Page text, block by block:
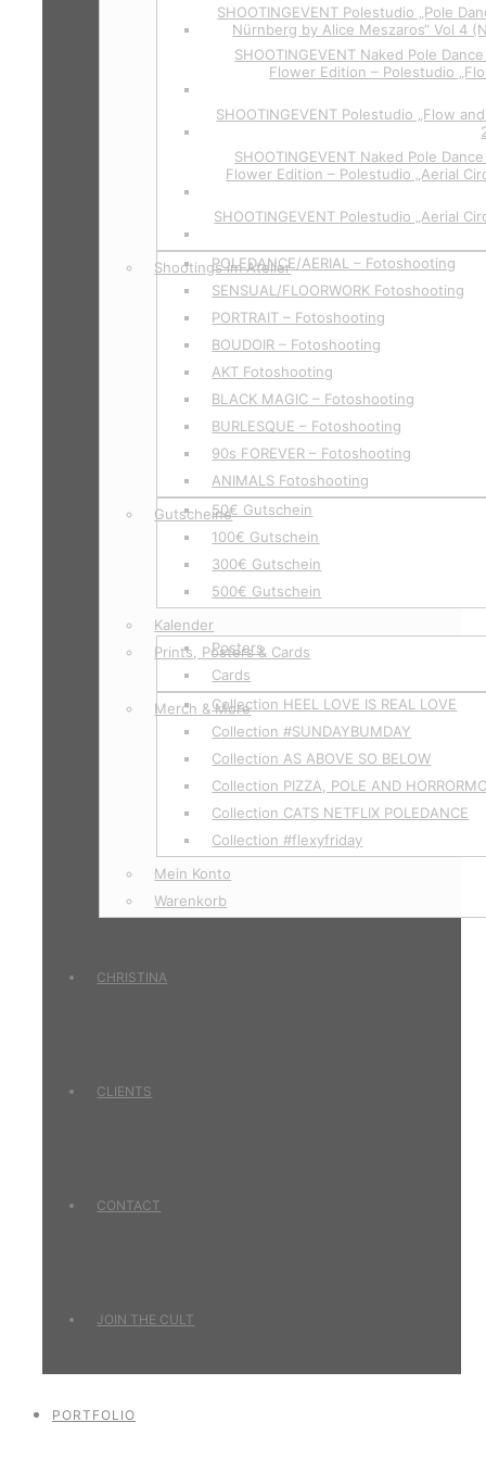
SHOOTINGEVENT Polestudio „Pole
Nürnberg by Alice Meszaros“ Vol 4
SHOOTINGEVENT Naked Pole
Flower Edition – Polestudio
SHOOTINGEVENT Polestudio „Flow
SHOOTINGEVENT Naked Pole
Flower Edition – Polestudio „Aerial
SHOOTINGEVENT Polestudio „Aerial
Shootings im Atelier
POLEDANCE/AERIAL – Fotoshooting
SENSUAL/FLOORWORK Fotoshooting
PORTRAIT – Fotoshooting
BOUDOIR – Fotoshooting
AKT Fotoshooting
BLACK MAGIC – Fotoshooting
BURLESQUE – Fotoshooting
90s FOREVER – Fotoshooting
ANIMALS Fotoshooting
Gutscheine50€ Gutschein
100€ Gutschein
300€ Gutschein
500€ Gutschein
Kalender
Prints, Posters & Cards
Posters
Cards
Merch & MoreCollection HEEL LOVE IS REAL LOVE
Collection #SUNDAYBUMDAY
Collection AS ABOVE SO BELOW
Collection PIZZA, POLE AND
Collection CATS NETFLIX POLEDANCE
Collection #flexyfriday
Mein Konto
Warenkorb
CHRISTINA
CLIENTS
CONTACT
JOIN THE CULT
PORTFOLIO